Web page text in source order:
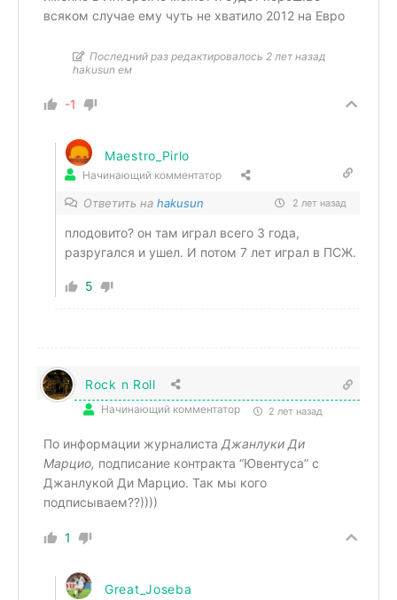
всяком случае ему чуть не хватило 2012 на Евро
Последний раз редактировалось 2 лет назад
hakusun ем
-1
Maestro_Pirlo
Начинающий комментатор
Ответить на hakusun 2 лет назад
плодовито? он там играл всего 3 года,
разругался и ушел. И потом 7 лет играл в ПСЖ.
5
Rock n Roll
Начинающий комментатор 2 лет назад
По информации журналиста Джанлуки Ди
Марцио, подписание контракта “Ювентуса” с
Джанлукой Ди Марцио. Так мы кого
подписываем??))))
1
Great_Joseba